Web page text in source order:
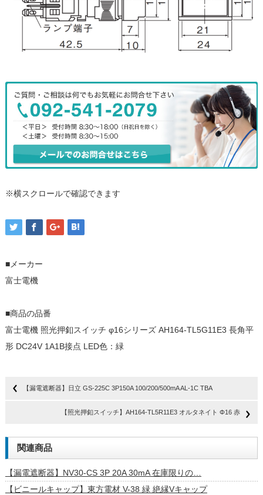
※横スクロールで確認できます
■メーカー
富士電機
■商品の品番
富士電機 照光押釦スイッチ φ16シリーズ AH164-TL5G11E3 長角平
形 DC24V 1A1B接点 LED色：緑
【漏電遮断器】日立 GS-225C 3P150A 100/200/500mA AL-1C TBA
【照光押釦スイッチ】AH164-TL5R11E3 オルタネイト Φ16 赤
関連商品
【漏電遮断器】NV30-CS 3P 20A 30mA 在庫限りの…
【ビニールキャップ】東方電材 V-38 緑 絶縁Vキャップ